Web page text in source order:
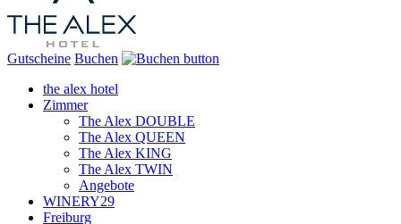
Gutscheine Buchen
the alex hotel
Zimmer
The Alex DOUBLE
The Alex QUEEN
The Alex KING
The Alex TWIN
Angebote
WINERY29
Freiburg